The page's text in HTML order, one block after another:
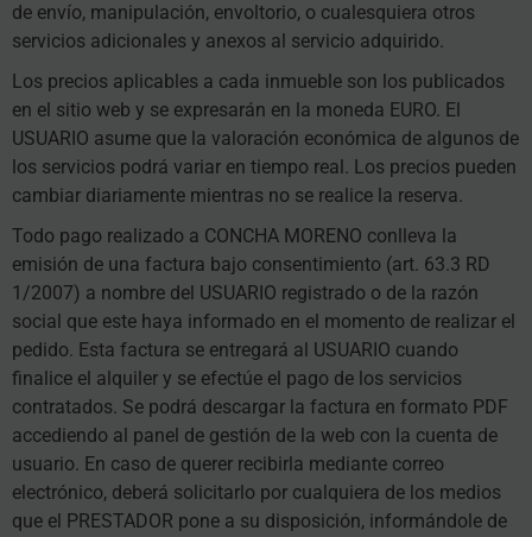
de envío, manipulación, envoltorio, o cualesquiera otros
servicios adicionales y anexos al servicio adquirido.
Los precios aplicables a cada inmueble son los publicados
en el sitio web y se expresarán en la moneda EURO. El
USUARIO asume que la valoración económica de algunos de
los servicios podrá variar en tiempo real. Los precios pueden
cambiar diariamente mientras no se realice la reserva.
Todo pago realizado a CONCHA MORENO conlleva la
emisión de una factura bajo consentimiento (art. 63.3 RD
1/2007) a nombre del USUARIO registrado o de la razón
social que este haya informado en el momento de realizar el
pedido. Esta factura se entregará al USUARIO cuando
finalice el alquiler y se efectúe el pago de los servicios
contratados. Se podrá descargar la factura en formato PDF
accediendo al panel de gestión de la web con la cuenta de
usuario. En caso de querer recibirla mediante correo
electrónico, deberá solicitarlo por cualquiera de los medios
que el PRESTADOR pone a su disposición, informándole de